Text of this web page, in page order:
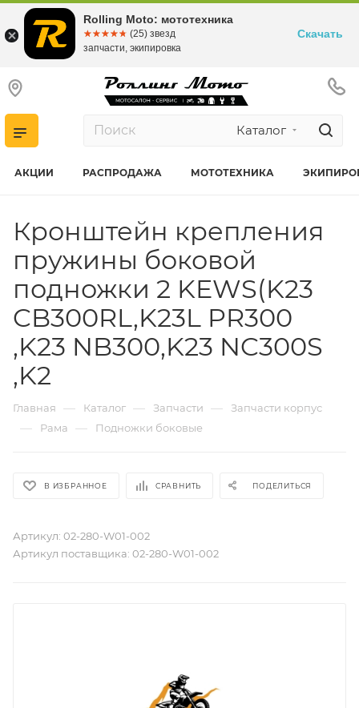
Каталог
АКЦИИ РАСПРОДАЖА МОТОТЕХНИКА
Кронштейн крепления
пружины боковой
подножки 2 KEWS(K23
CB300RL,K23L PR300
,K23 NB300,K23 NC300S
,K2
Главная — Каталог — Запчасти — Запчасти корпус
— Рама — Подножки боковые
В ИЗБРАННОЕ СРАВНИТЬ ПОДЕЛИТЬСЯ
Артикул: 02-280-W01-002
Артикул поставщика: 02-280-W01-002
Rolling Moto: мототехника
☆☆☆☆☆
★★★★★ (25) звезд
запчасти, экипировка
Скачать